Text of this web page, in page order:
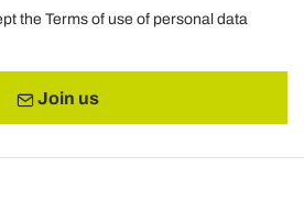
the Terms of use of personal data
Join us